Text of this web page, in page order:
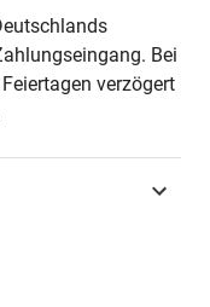
2010
Bei
verzögert